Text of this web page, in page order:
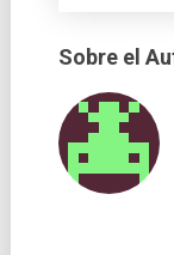
Sobre el